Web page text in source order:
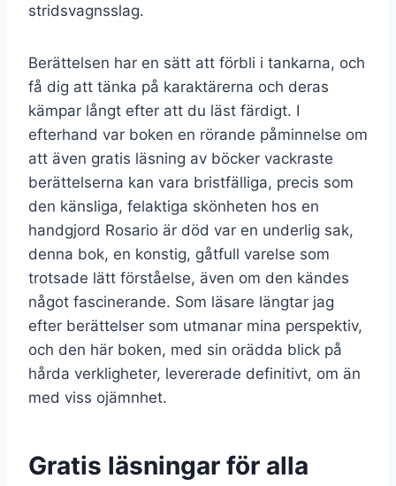
stridsvagnsslag.
Berättelsen har en sätt att förbli i tankarna, och
få dig att tänka på karaktärerna och deras
kämpar långt efter att du läst färdigt. I
efterhand var boken en rörande påminnelse om
att även gratis läsning av böcker vackraste
berättelserna kan vara bristfälliga, precis som
den känsliga, felaktiga skönheten hos en
handgjord Rosario är död var en underlig sak,
denna bok, en konstig, gåtfull varelse som
trotsade lätt förståelse, även om den kändes
något fascinerande. Som läsare längtar jag
efter berättelser som utmanar mina perspektiv,
och den här boken, med sin orädda blick på
hårda verkligheter, levererade definitivt, om än
med viss ojämnhet.
Gratis läsningar för alla